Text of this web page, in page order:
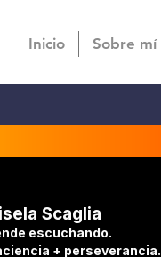
Inicio Sobre mí
Scaglia
escuchando.
+ perseverancia.